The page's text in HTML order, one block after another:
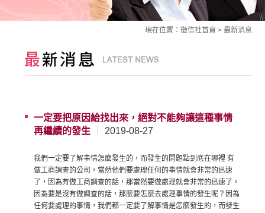
現在位置： 徵信社首頁 > 最新消息
一定要把原因給找出來，絕對不能夠讓這種事情
再繼續的發生
2019-08-27
我們一定要了解事情怎麼發生的，而發生的問題點到底在哪裡 有
做工商調查的公司，當然他們要處理任何的事情就會非常的迅速
了，因為有做工商調查的話，那當然要做處理就會非常的迅速了。
因為要是沒有做調查的話，那麼要怎麼去處理事情的發生呢？因為
任何要處理的事情，我們都一定要了解事情是怎麼發生的，而發生